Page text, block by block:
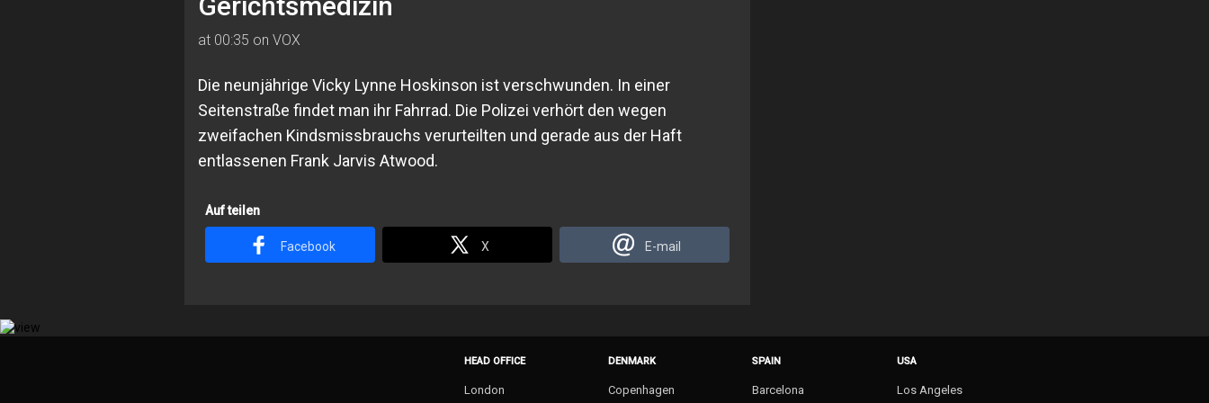
at 00:35 on VOX
Die neunjährige Vicky Lynne Hoskinson ist verschwunden. In einer
Seitenstraße findet man ihr Fahrrad. Die Polizei verhört den wegen
zweifachen Kindsmissbrauchs verurteilten und gerade aus der Haft
entlassenen Frank Jarvis Atwood.
Auf teilen
Facebook X E-mail
HEAD OFFICE
London
DENMARK
Copenhagen
SPAIN
Barcelona
USA
Los Angeles